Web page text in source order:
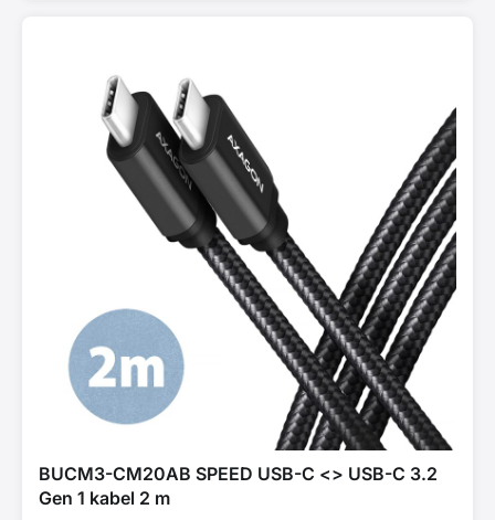
BUCM3-CM20AB SPEED USB-C <> USB-C 3.2
Gen 1 kabel 2 m